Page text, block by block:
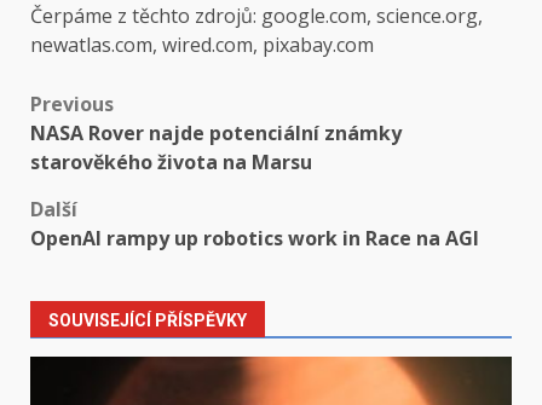
Čerpáme z těchto zdrojů: google.com, science.org,
newatlas.com, wired.com, pixabay.com
Post
navigation
Previous
NASA Rover najde potenciální známky
starověkého života na Marsu
Další
OpenAI rampy up robotics work in Race na AGI
SOUVISEJÍCÍ PŘÍSPĚVKY